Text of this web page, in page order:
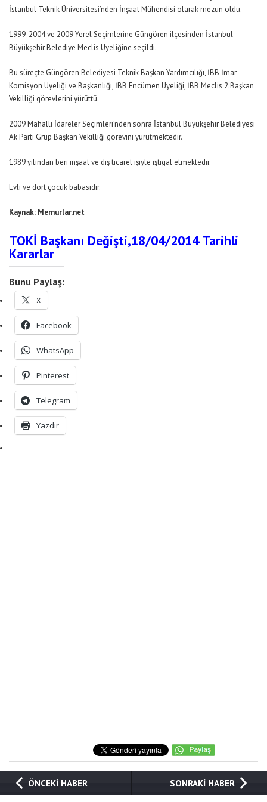
İstanbul Teknik Üniversitesi’nden İnşaat Mühendisi olarak mezun oldu.
1999-2004 ve 2009 Yerel Seçimlerine Güngören ilçesinden İstanbul
Büyükşehir Belediye Meclis Üyeliğine seçildi.
Bu süreçte Güngören Belediyesi Teknik Başkan Yardımcılığı, İBB İmar
Komisyon Üyeliği ve Başkanlığı, İBB Encümen Üyeliği, İBB Meclis 2.Başkan
Vekilliği görevlerini yürüttü.
2009 Mahalli İdareler Seçimleri’nden sonra İstanbul Büyükşehir Belediyesi
Ak Parti Grup Başkan Vekilliği görevini yürütmektedir.
1989 yılından beri inşaat ve dış ticaret işiyle iştigal etmektedir.
Evli ve dört çocuk babasıdır.
Kaynak: Memurlar.net
TOKİ Başkanı Değişti,18/04/2014 Tarihli
Kararlar
Bunu Paylaş:
X
Facebook
WhatsApp
Pinterest
Telegram
Yazdır
ÖNCEKİ HABER SONRAKİ HABER